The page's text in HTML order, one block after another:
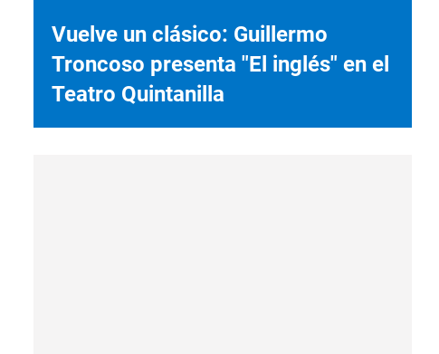
Vuelve un clásico: Guillermo
Troncoso presenta "El inglés" en el
Teatro Quintanilla